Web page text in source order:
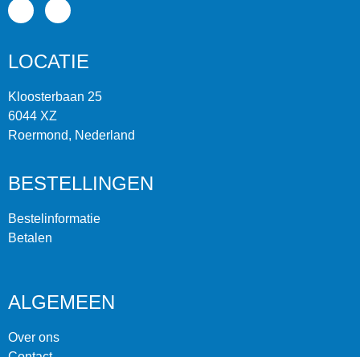
LOCATIE
Kloosterbaan 25
6044 XZ
Roermond, Nederland
BESTELLINGEN
Bestelinformatie
Betalen
ALGEMEEN
Over ons